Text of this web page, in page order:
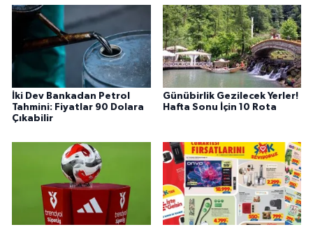
İki Dev Bankadan Petrol
Tahmini: Fiyatlar 90 Dolara
Çıkabilir
Günübirlik Gezilecek Yerler!
Hafta Sonu İçin 10 Rota